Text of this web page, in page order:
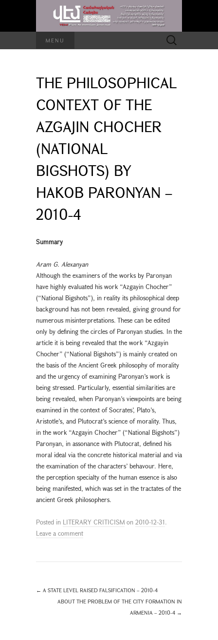
MENU
Search
for:
THE PHILOSOPHICAL
CONTEXT OF THE
AZGAJIN CHOCHER
(NATIONAL
BIGSHOTS) BY
HAKOB PARONYAN –
2010-4
Summary
Aram G. Alexanyan
Although the examiners of the works by Paronyan
have highly evaluated his work “Azgayin Chocher”
(“National Bigshots”), in reality its philosophical deep
background has not been revealed, giving ground for
numerous misinterpretations. These can be edited
only by defining the circles of Paronyan studies. In the
article it is being revealed that the work “Azgayin
Chocher” (“National Bigshots”) is mainly created on
the basis of the Ancient Greek philosophy of morality
and the urgency of examining Paronyan’s work is
being stressed. Particularly, essential similarities are
being revealed, when Paronyan’s viewpoints are being
examined in the context of Socrates’, Plato’s,
Aristotle’s, and Plutocrat’s science of morality. Thus,
in the work “Azgayin Chocher” (“National Bigshots”)
Paronyan, in assonance with Plutocrat, defined his
moral ideal via the concrete historical material and via
the examination of the characters’ behavour. Here,
the perception specialty of the human essence is also
being manifested, which was set in the tractates of the
ancient Greek philosophers.
Posted in LITERARY CRITICISM on 2010-12-31.
Leave a comment
← A STATE LEVEL RAISED FALSIFICATION – 2010-4
ABOUT THE PROBLEM OF THE CITY FORMATION IN
ARMENIA – 2010-4 →